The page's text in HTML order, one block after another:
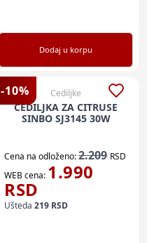
Dodaj u korpu
-10% Cediljke
CEDILJKA ZA CITRUSE
SINBO SJ3145 30W
Cena na odloženo:2.209 RSD
WEB cena: 1.990
RSD
Ušteda 219 RSD